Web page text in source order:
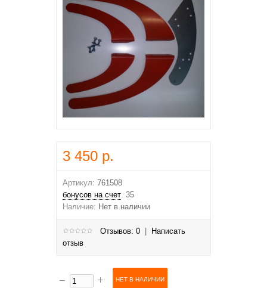
3 450 р.
Артикул: 761508
бонусов на счет 35
Наличие: Нет в наличии
Отзывов: 0
Написать
отзыв